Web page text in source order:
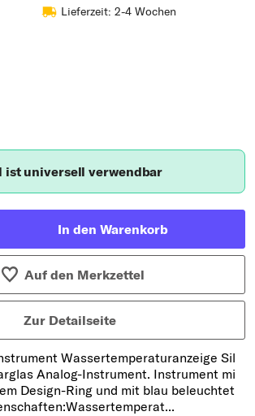
Lieferzeit: 2-4 Wochen
ist universell verwendbar
In den Warenkorb
Auf den Merkzettel
Zur Detailseite
Wassertemperaturanzeige Sil
Analog-Instrument. Instrument mi
Design-Ring und mit blau beleuchtet